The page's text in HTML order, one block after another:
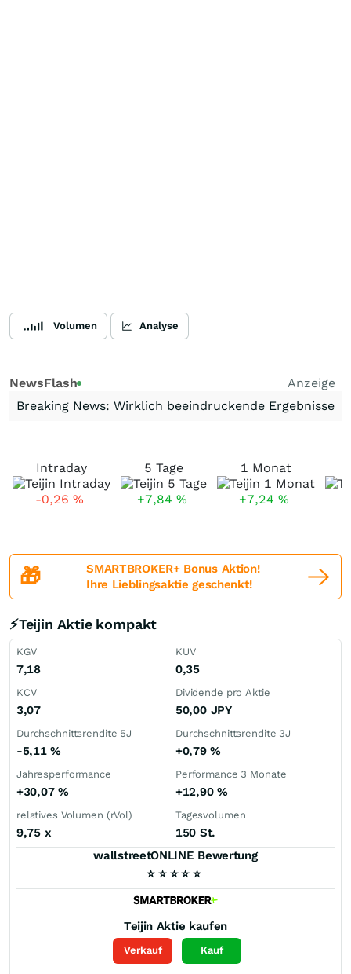
Volumen Analyse
NewsFlash
Anzeige
Breaking News: Wirklich beeindruckende Ergebnisse
Intraday
-0,26 %
5 Tage
+7,84 %
1 Monat
+7,24 %
🎁
SMARTBROKER+ Bonus Aktion!
Ihre Lieblingsaktie geschenkt!
⚡Teijin Aktie kompakt
KGV
7,18
KUV
0,35
KCV
3,07
Dividende pro Aktie
50,00 JPY
Durchschnittsrendite 5J
-5,11%
Durchschnittsrendite 3J
+0,79%
Jahresperformance
+30,07 %
Performance 3 Monate
+12,90 %
relatives Volumen (rVol)
9,75 x
Tagesvolumen
150 St.
wallstreetONLINE Bewertung
⭐ ⭐ ⭐ ⭐ ⭐
Teijin Aktie kaufen
Verkauf Kauf